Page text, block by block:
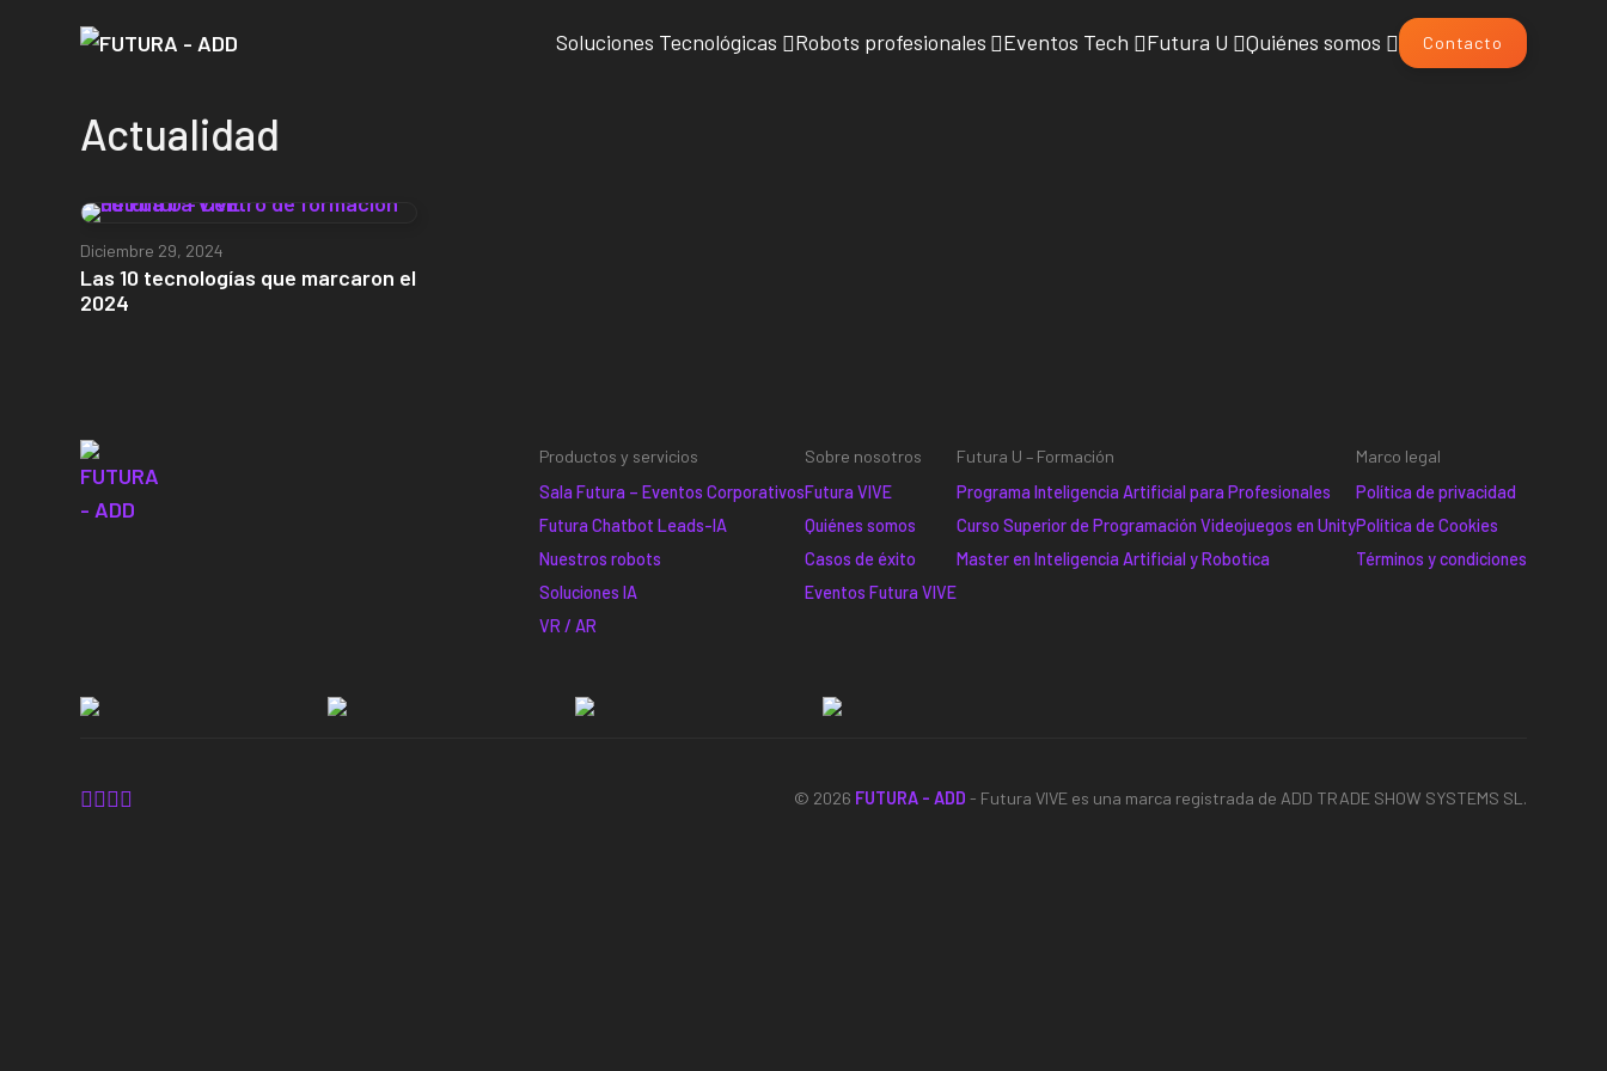
Soluciones Tecnológicas Robots profesionales Eventos Tech Futura U Quiénes somos Contacto
Actualidad
Diciembre 29, 2024
Las 10 tecnologías que marcaron el
2024
Productos y servicios
Sala Futura – Eventos Corporativos
Futura Chatbot Leads-IA
Nuestros robots
Soluciones IA
VR / AR
Sobre nosotros
Futura VIVE
Quiénes somos
Casos de éxito
Eventos Futura VIVE
Futura U – Formación
Programa Inteligencia Artificial para Profesionales
Curso Superior de Programación Videojuegos en Unity
Master en Inteligencia Artificial y Robotica
Marco legal
Política de privacidad
Política de Cookies
Términos y condiciones
© 2026 FUTURA - ADD - Futura VIVE es una marca registrada de ADD TRADE SHOW SYSTEMS SL.